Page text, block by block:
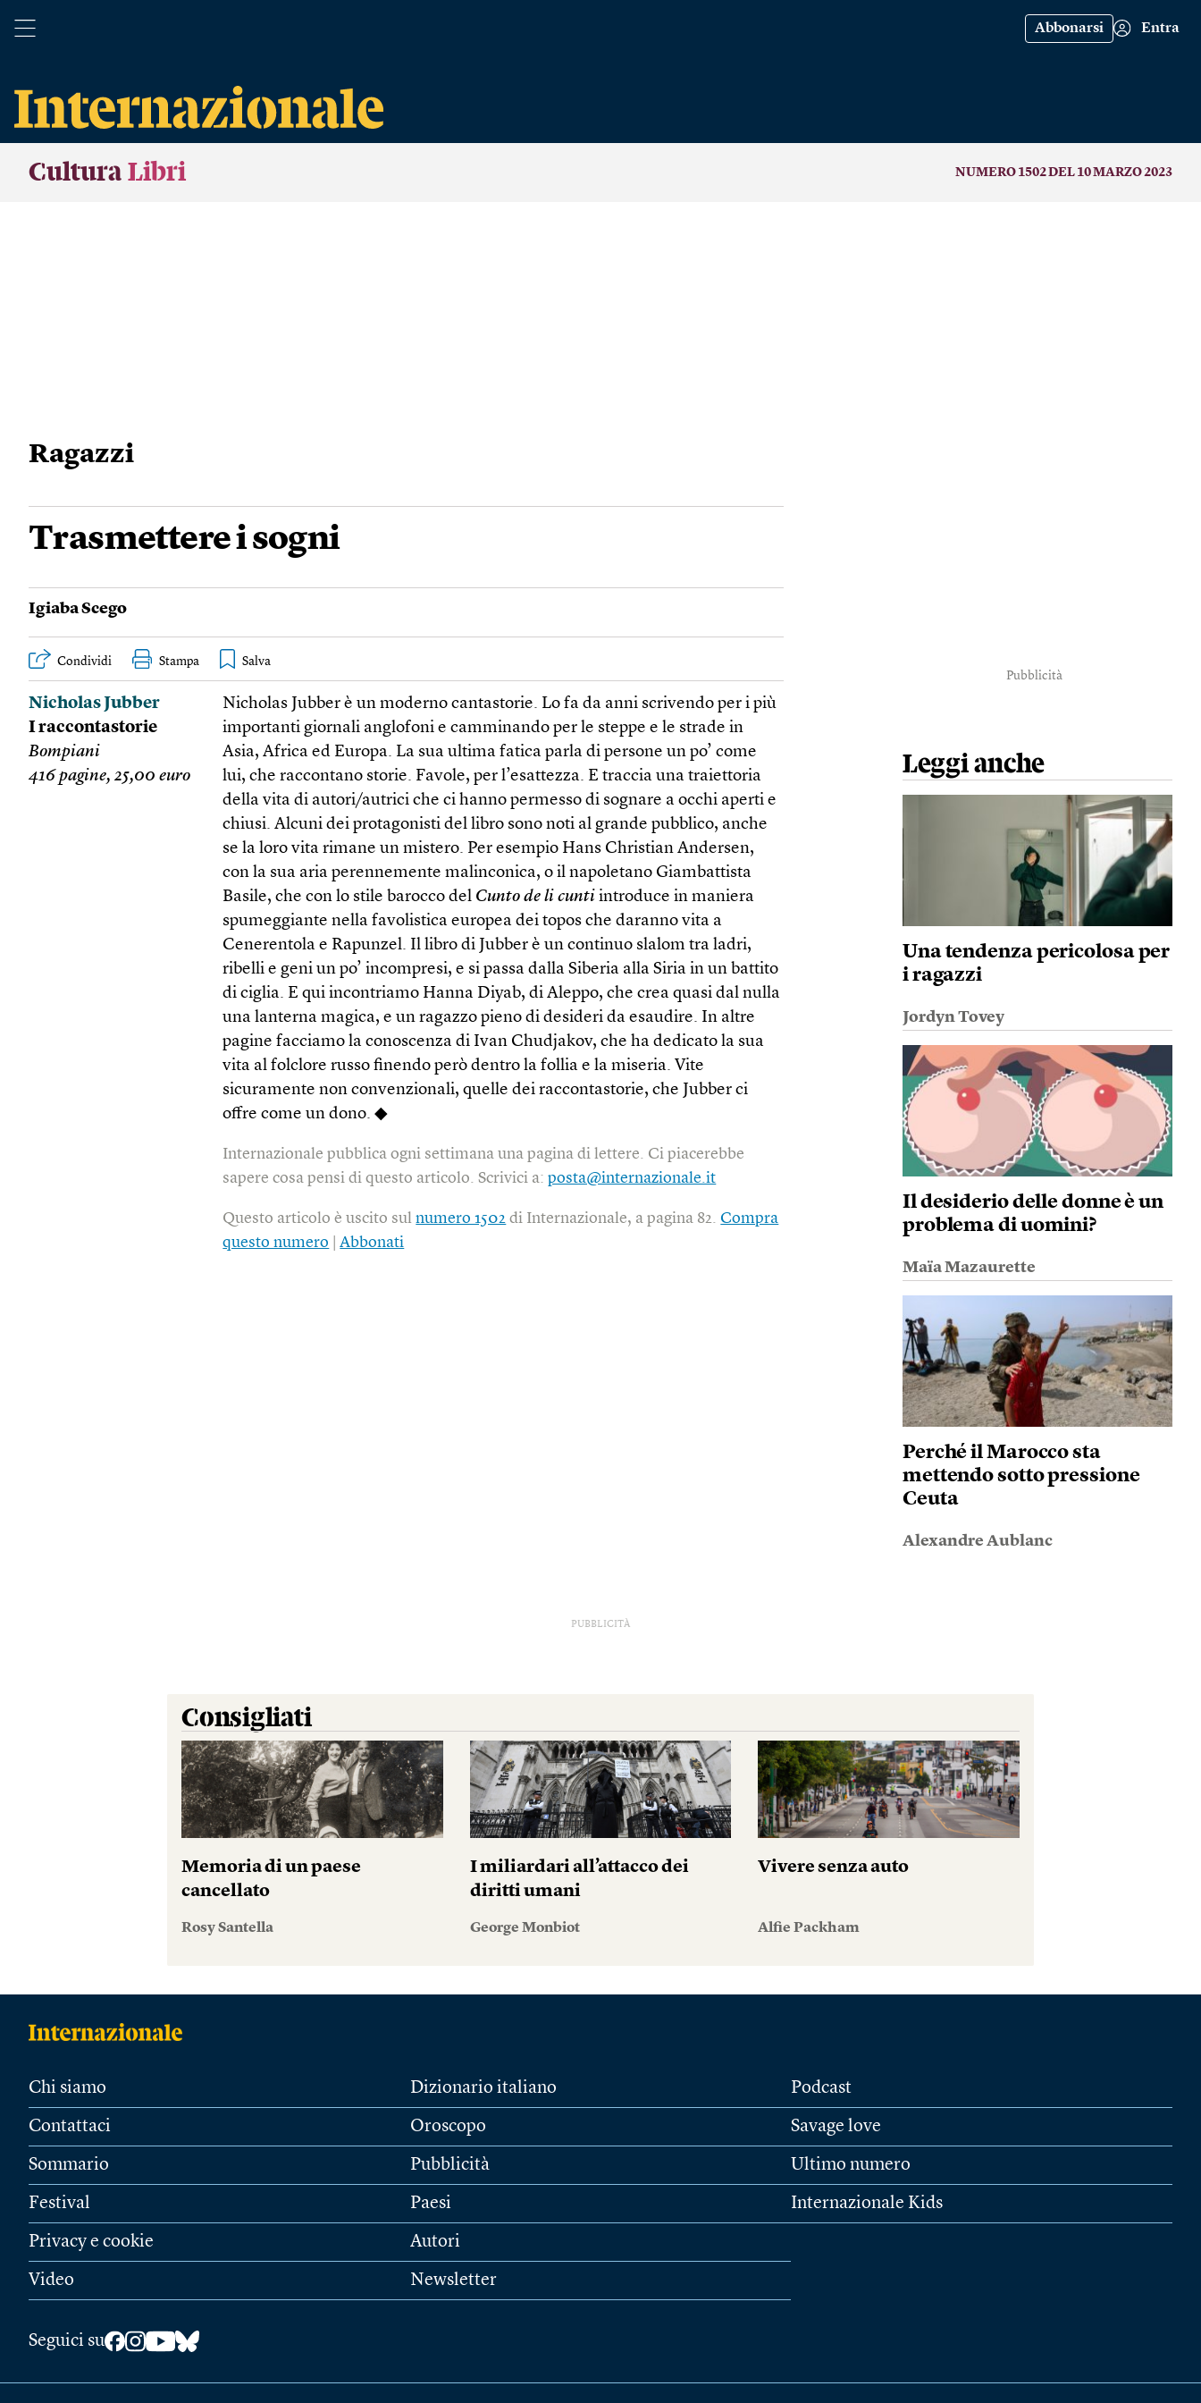
Abbonarsi Entra
Cultura Libri NUMERO 1502 DEL 10 MARZO 2023
Ragazzi
Trasmettere i sogni
Igiaba Scego
Condividi Stampa
Nicholas Jubber
I raccontastorie
Bompiani
416 pagine, 25,00 euro
Nicholas Jubber è un moderno cantastorie. Lo fa da anni scrivendo per i più
importanti giornali anglofoni e camminando per le steppe e le strade in
Asia, Africa ed Europa. La sua ultima fatica parla di persone un po’ come
lui, che raccontano storie. Favole, per l’esattezza. E traccia una traiettoria
della vita di autori/autrici che ci hanno permesso di sognare a occhi aperti e
chiusi. Alcuni dei protagonisti del libro sono noti al grande pubblico, anche
se la loro vita rimane un mistero. Per esempio Hans Christian Andersen,
con la sua aria perennemente malinconica, o il napoletano Giambattista
Basile, che con lo stile barocco del Cunto de li cunti introduce in maniera
spumeggiante nella favolistica europea dei topos che daranno vita a
Cenerentola e Rapunzel. Il libro di Jubber è un continuo slalom tra ladri,
ribelli e geni un po’ incompresi, e si passa dalla Siberia alla Siria in un battito
di ciglia. E qui incontriamo Hanna Diyab, di Aleppo, che crea quasi dal nulla
una lanterna magica, e un ragazzo pieno di desideri da esaudire. In altre
pagine facciamo la conoscenza di Ivan Chudjakov, che ha dedicato la sua
vita al folclore russo finendo però dentro la follia e la miseria. Vite
sicuramente non convenzionali, quelle dei raccontastorie, che Jubber ci
offre come un dono. ◆
Internazionale pubblica ogni settimana una pagina di lettere. Ci piacerebbe
sapere cosa pensi di questo articolo. Scrivici a:posta@internazionale.it
Questo articolo è uscito sulnumero 1502 di Internazionale, a pagina 82.Compra
questo numero |Abbonati
Pubblicità
Leggi anche
Una tendenza pericolosa per
i ragazzi
Jordyn Tovey
Il desiderio delle donne è un
problema di uomini?
Maïa Mazaurette
Perché il Marocco sta
mettendo sotto pressione
Ceuta
Alexandre Aublanc
PUBBLICITÀ
Consigliati
Memoria di un paese
cancellato
Rosy Santella
I miliardari all’attacco dei
diritti umani
George Monbiot
Vivere senza auto
Alfie Packham
Chi siamo
Contattaci
Sommario
Festival
Privacy e cookie
Video
Dizionario italiano
Oroscopo
Pubblicità
Paesi
Autori
Newsletter
Podcast
Savage love
Ultimo numero
Internazionale Kids
Seguici su